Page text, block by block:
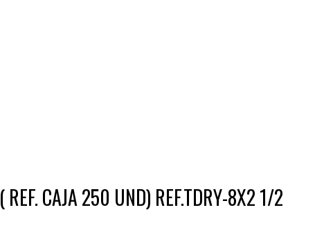
CAJA 250 UND) REF.TDRY-8X2 1/2